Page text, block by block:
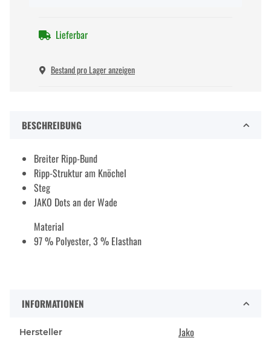
Lieferbar
Bestand pro Lager anzeigen
BESCHREIBUNG
Breiter Ripp-Bund
Ripp-Struktur am Knöchel
Steg
JAKO Dots an der Wade
Material
97 % Polyester, 3 % Elasthan
INFORMATIONEN
Hersteller Jako